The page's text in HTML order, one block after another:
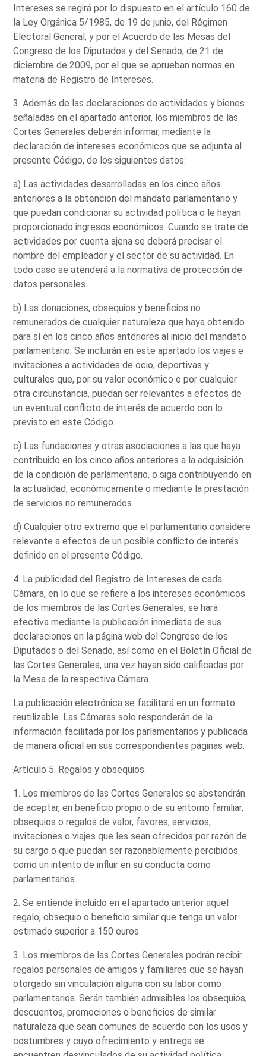
Intereses se regirá por lo dispuesto en el artículo 160 de
la Ley Orgánica 5/1985, de 19 de junio, del Régimen
Electoral General, y por el Acuerdo de las Mesas del
Congreso de los Diputados y del Senado, de 21 de
diciembre de 2009, por el que se aprueban normas en
materia de Registro de Intereses.
3. Además de las declaraciones de actividades y bienes
señaladas en el apartado anterior, los miembros de las
Cortes Generales deberán informar, mediante la
declaración de intereses económicos que se adjunta al
presente Código, de los siguientes datos:
a) Las actividades desarrolladas en los cinco años
anteriores a la obtención del mandato parlamentario y
que puedan condicionar su actividad política o le hayan
proporcionado ingresos económicos. Cuando se trate de
actividades por cuenta ajena se deberá precisar el
nombre del empleador y el sector de su actividad. En
todo caso se atenderá a la normativa de protección de
datos personales.
b) Las donaciones, obsequios y beneficios no
remunerados de cualquier naturaleza que haya obtenido
para sí en los cinco años anteriores al inicio del mandato
parlamentario. Se incluirán en este apartado los viajes e
invitaciones a actividades de ocio, deportivas y
culturales que, por su valor económico o por cualquier
otra circunstancia, puedan ser relevantes a efectos de
un eventual conflicto de interés de acuerdo con lo
previsto en este Código.
c) Las fundaciones y otras asociaciones a las que haya
contribuido en los cinco años anteriores a la adquisición
de la condición de parlamentario, o siga contribuyendo en
la actualidad, económicamente o mediante la prestación
de servicios no remunerados.
d) Cualquier otro extremo que el parlamentario considere
relevante a efectos de un posible conflicto de interés
definido en el presente Código.
4. La publicidad del Registro de Intereses de cada
Cámara, en lo que se refiere a los intereses económicos
de los miembros de las Cortes Generales, se hará
efectiva mediante la publicación inmediata de sus
declaraciones en la página web del Congreso de los
Diputados o del Senado, así como en el Boletín Oficial de
las Cortes Generales, una vez hayan sido calificadas por
la Mesa de la respectiva Cámara.
La publicación electrónica se facilitará en un formato
reutilizable. Las Cámaras solo responderán de la
información facilitada por los parlamentarios y publicada
de manera oficial en sus correspondientes páginas web.
Artículo 5. Regalos y obsequios.
1. Los miembros de las Cortes Generales se abstendrán
de aceptar, en beneficio propio o de su entorno familiar,
obsequios o regalos de valor, favores, servicios,
invitaciones o viajes que les sean ofrecidos por razón de
su cargo o que puedan ser razonablemente percibidos
como un intento de influir en su conducta como
parlamentarios.
2. Se entiende incluido en el apartado anterior aquel
regalo, obsequio o beneficio similar que tenga un valor
estimado superior a 150 euros.
3. Los miembros de las Cortes Generales podrán recibir
regalos personales de amigos y familiares que se hayan
otorgado sin vinculación alguna con su labor como
parlamentarios. Serán también admisibles los obsequios,
descuentos, promociones o beneficios de similar
naturaleza que sean comunes de acuerdo con los usos y
costumbres y cuyo ofrecimiento y entrega se